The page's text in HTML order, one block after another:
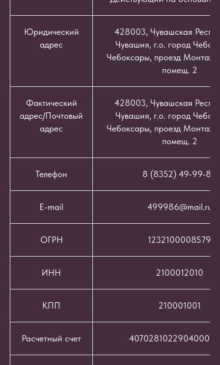
Юридический
адрес
428003, Чувашская
Чувашия, г.о. город
Чебоксары, проезд
помещ. 2
Фактический
адрес/Почтовый
адрес
428003, Чувашская
Чувашия, г.о. город
Чебоксары, проезд
помещ. 2
Телефон 8 (8352) 49-99-86
E-mail 499986@mail.ru
ОГРН 1232100008579
ИНН 2100012010
КПП 210001001
Расчетный счет